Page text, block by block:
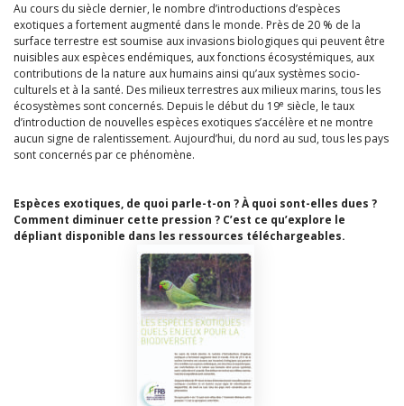
Au cours du siècle dernier, le nombre d’introductions d’espèces
exotiques a fortement augmenté dans le monde. Près de 20 % de la
surface terrestre est soumise aux invasions biologiques qui peuvent être
nuisibles aux espèces endémiques, aux fonctions écosystémiques, aux
contributions de la nature aux humains ainsi qu’aux systèmes socio-
culturels et à la santé. Des milieux terrestres aux milieux marins, tous les
écosystèmes sont concernés. Depuis le début du 19e siècle, le taux
d’introduction de nouvelles espèces exotiques s’accélère et ne montre
aucun signe de ralentissement. Aujourd’hui, du nord au sud, tous les pays
sont concernés par ce phénomène.
Espèces exotiques, de quoi parle-t-on ? À quoi sont-elles dues ?
Comment diminuer cette pression ? C’est ce qu’explore le
dépliant disponible dans les ressources téléchargeables.